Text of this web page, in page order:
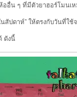
มีตัวยาฮอร์โมนเหมือน
” ให้ตรงกับวันที่ใช้จริง
งนี้